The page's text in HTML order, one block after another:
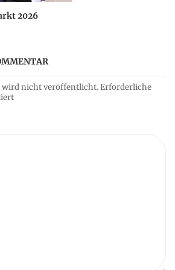
2026
wird nicht veröffentlicht.Erforderliche